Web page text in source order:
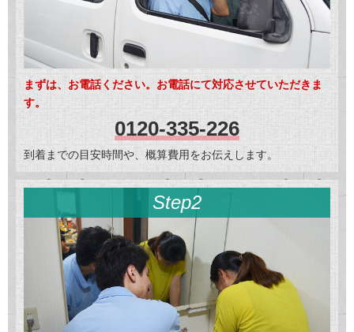
まずは、お電話ください。お電話にて対応させていただきま
す。
0120-335-226
到着までの目安時間や、概算費用をお伝えします。
Step2